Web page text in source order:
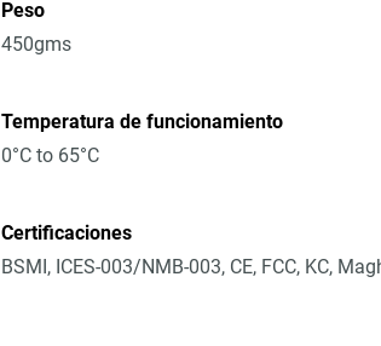
Peso
450gms
Temperatura de funcionamiento
0°C to 65°C
Certificaciones
BSMI, ICES-003/NMB-003, CE, FCC, KC,